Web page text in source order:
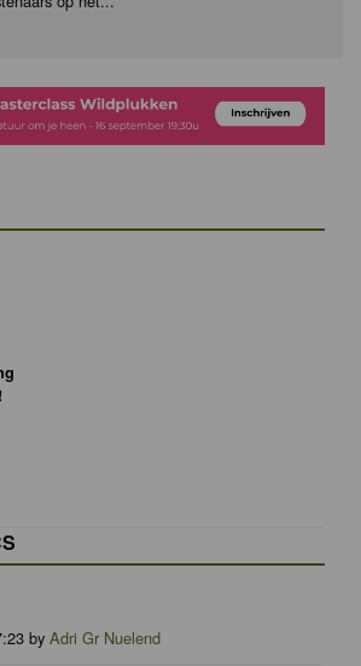
by Adri Gr Nuelend